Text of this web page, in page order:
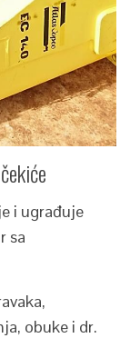
i ugrađuje
sa
obuke i dr.